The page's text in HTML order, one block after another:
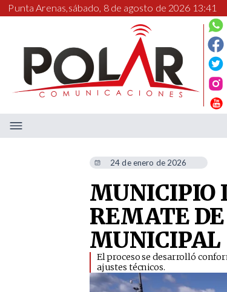
Punta Arenas,sábado, 8 de agosto de 2026 13:41
24 de enero de 2026
MUNICIPIO
REMATE
MUNICIPAL
El proceso se desarrolló
ajustes técnicos.